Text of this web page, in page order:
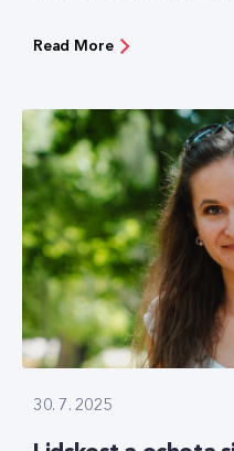
Read More
30. 7. 2025